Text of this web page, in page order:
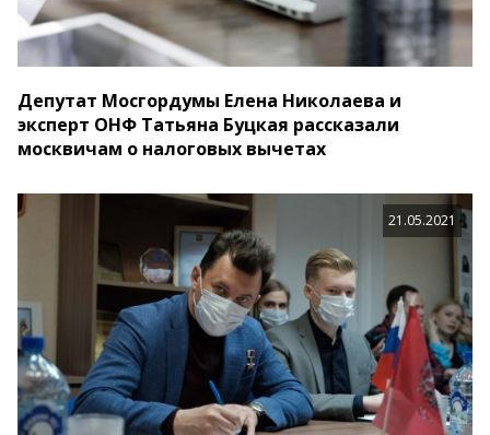
Депутат Мосгордумы Елена Николаева и
эксперт ОНФ Татьяна Буцкая рассказали
москвичам о налоговых вычетах
21.05.2021